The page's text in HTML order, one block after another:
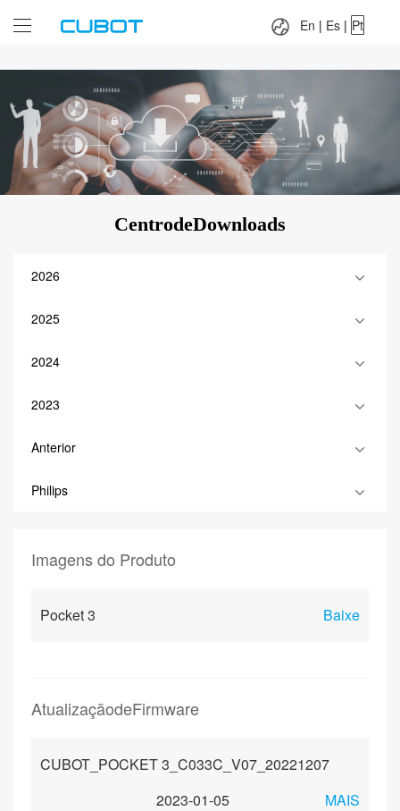
En | Es | Pt
CentrodeDownloads
2026
2025
2024
2023
Anterior
Philips
Imagens do Produto
Pocket 3 Baixe
AtualizaçãodeFirmware
CUBOT_POCKET 3_C033C_V07_20221207
2023-01-05
MAIS